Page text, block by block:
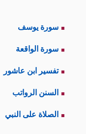
سورة يوسف
سورة الواقعة
تفسير ابن عاشور
السنن الرواتب
الصلاة على النبي